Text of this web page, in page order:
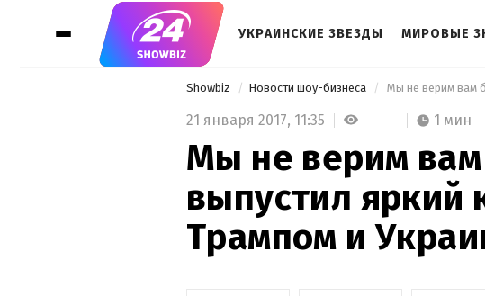
УКРАИНСКИЕ ЗВЕЗДЫ МИРОВЫЕ
Showbiz Новости шоу-бизнеса
21 января 2017, 11:35 1 мин
Мы не верим
выпустил яркий
Трампом и